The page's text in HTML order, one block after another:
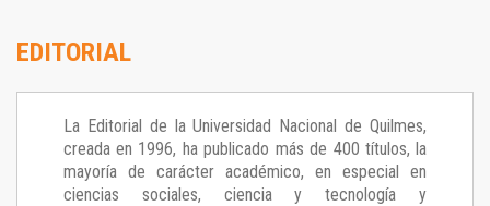
EDITORIAL
La Editorial de la Universidad Nacional de Quilmes,
creada en 1996, ha publicado más de 400 títulos, la
mayoría de carácter académico, en especial en
ciencias sociales, ciencia y tecnología y